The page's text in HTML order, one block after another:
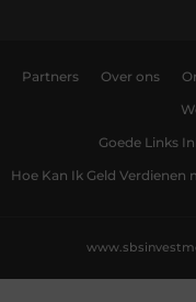
Partners Over ons
Goede Links
Hoe Kan Ik Geld